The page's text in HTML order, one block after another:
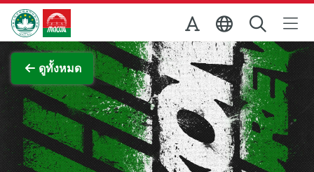
Skip to Main Content
สำนักงานการท่องเที่ยวของรัฐบาลมาเก๊า
ดูทั้งหมด
ภาพขยาย